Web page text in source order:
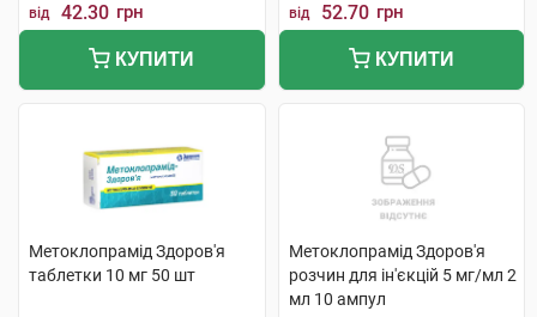
від 42.30 грн
КУПИТИ
від 52.70 грн
КУПИТИ
Метоклопрамід Здоров'я
таблетки 10 мг 50 шт
Метоклопрамід Здоров'я
розчин для ін'єкцій 5 мг/мл 2
мл 10 ампул